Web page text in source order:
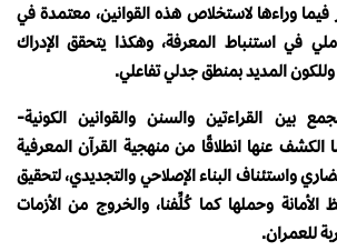
فيما وراءها لاستخلاص هذه القوانين، معتمدة في
في استنباط المعرفة، وهكذا يتحقق الإدراك
المديد بمنطق جدلي تفاعلي.
بين القراءتين والسنن والقوانين الكونية-
عنها انطلاقًا من منهجية القرآن المعرفية
واستئناف البناء الإصلاحي والتجديدي، لتحقيق
وحملها كما كُلِّفنا، والخروج من الأزمات
للعمران.